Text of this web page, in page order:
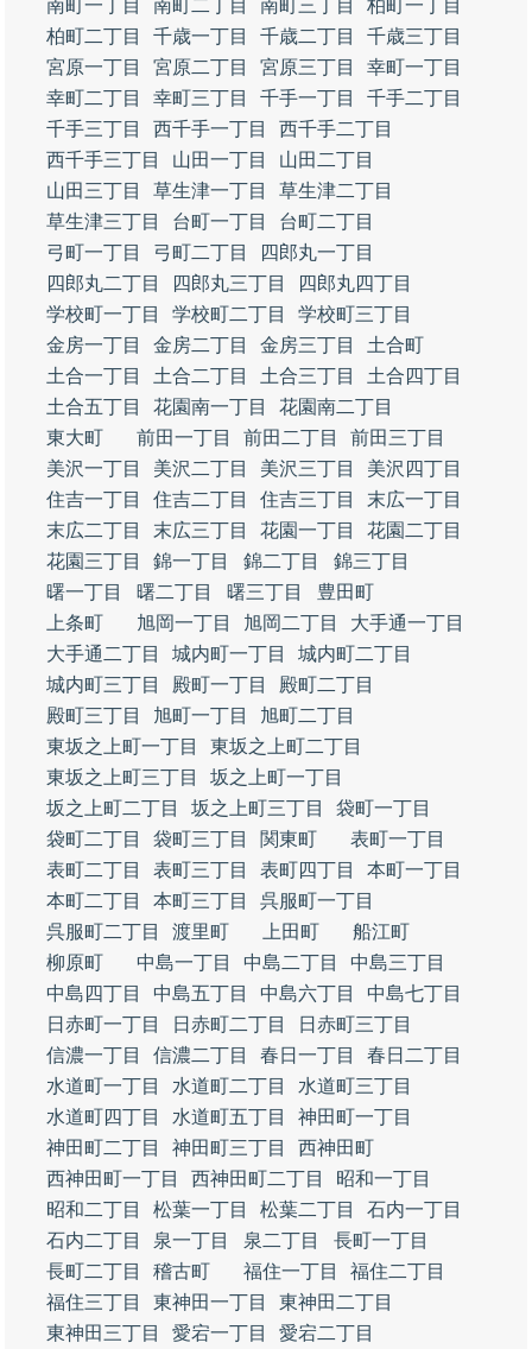
南町一丁目 南町二丁目 南町三丁目
柏町一丁目
柏町二丁目
千歳一丁目 千歳二丁目
千歳三丁目
宮原一丁目
宮原二丁目 宮原三丁目
幸町一丁目
幸町二丁目
幸町三丁目 千手一丁目
千手二丁目
千手三丁目
西千手一丁目
西千手二丁目
西千手三丁目
山田一丁目
山田二丁目
山田三丁目
草生津一丁目
草生津二丁目
草生津三丁目
台町一丁目
台町二丁目
弓町一丁目
弓町二丁目
四郎丸一丁目
四郎丸二丁目
四郎丸三丁目
四郎丸四丁目
学校町一丁目
学校町二丁目
学校町三丁目
金房一丁目
金房二丁目 金房三丁目
土合町
土合一丁目
土合二丁目 土合三丁目
土合四丁目
土合五丁目
花園南一丁目
花園南二丁目
東大町
前田一丁目 前田二丁目
前田三丁目
美沢一丁目
美沢二丁目 美沢三丁目
美沢四丁目
住吉一丁目
住吉二丁目 住吉三丁目
末広一丁目
末広二丁目
末広三丁目 花園一丁目
花園二丁目
花園三丁目
錦一丁目 錦二丁目
錦三丁目
曙一丁目
曙二丁目 曙三丁目
豊田町
上条町
旭岡一丁目 旭岡二丁目
大手通一丁目
大手通二丁目
城内町一丁目
城内町二丁目
城内町三丁目
殿町一丁目
殿町二丁目
殿町三丁目
旭町一丁目
旭町二丁目
東坂之上町一丁目
東坂之上町二丁目
東坂之上町三丁目
坂之上町一丁目
坂之上町二丁目
坂之上町三丁目
袋町一丁目
袋町二丁目
袋町三丁目 関東町
表町一丁目
表町二丁目
表町三丁目 表町四丁目
本町一丁目
本町二丁目
本町三丁目
呉服町一丁目
呉服町二丁目
渡里町 上田町
船江町
柳原町
中島一丁目 中島二丁目
中島三丁目
中島四丁目
中島五丁目 中島六丁目
中島七丁目
日赤町一丁目
日赤町二丁目
日赤町三丁目
信濃一丁目
信濃二丁目 春日一丁目
春日二丁目
水道町一丁目
水道町二丁目
水道町三丁目
水道町四丁目
水道町五丁目
神田町一丁目
神田町二丁目
神田町三丁目
西神田町
西神田町一丁目
西神田町二丁目
昭和一丁目
昭和二丁目
松葉一丁目 松葉二丁目
石内一丁目
石内二丁目
泉一丁目 泉二丁目
長町一丁目
長町二丁目
稽古町 福住一丁目
福住二丁目
福住三丁目
東神田一丁目
東神田二丁目
東神田三丁目
愛宕一丁目
愛宕二丁目